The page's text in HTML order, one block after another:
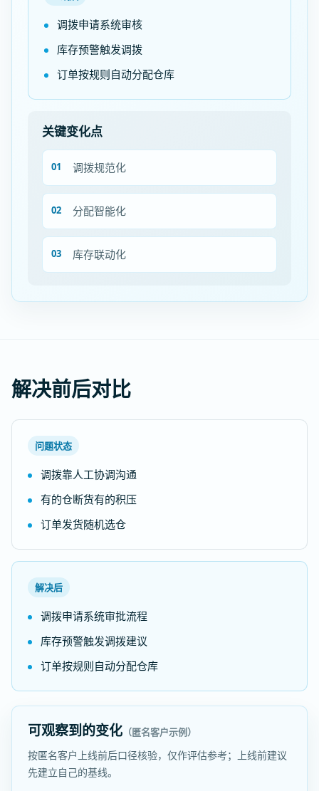
调拨申请系统审核
库存预警触发调拨
订单按规则自动分配仓库
关键变化点
调拨规范化
分配智能化
库存联动化
解决前后对比
问题状态
调拨靠人工协调沟通
有的仓断货有的积压
订单发货随机选仓
解决后
调拨申请系统审批流程
库存预警触发调拨建议
订单按规则自动分配仓库
可观察到的变化 （匿名客户示例）
按匿名客户上线前后口径核验，仅作评估参考；上线前建议
先建立自己的基线。